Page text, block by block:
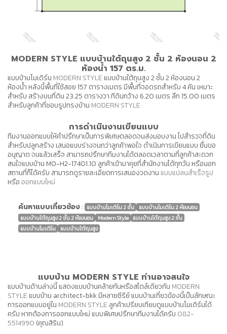
MODERN STYLE แบบบ้านใต้ถุนสูง 2 ชั้น 2 ห้องนอน 2
ห้องน้ำ 157 ตร.ม.
แบบบ้านโมเดิร์น MODERN STYLEแบบบ้านใต้ถุนสูง 2 ชั้น 2 ห้องนอน 2
ห้องน้ำ หลังนี้พื้นที่ใช้สอย 157 ตารางเมตร มีพื้นที่จอดรถสำหรับ 4 คัน เหมาะ
สำหรับ สร้างบนที่ดิน 23.25 ตารางวา ทีดินกว้าง 6.20 เมตร ลึก 15.00 เมตร
สำหรับลูกค้าที่ชอบรูปทรงบ้าน MODERN STYLE
การดำเนินงานเขียนแบบ
ทีมงานออกแบบให้คำปรึกษาเป็นการพิเศษตลอดจนส่งมอบงาน ไปสำรวจที่ดิน
สำหรับปลูกสร้าง เสนอแบบร่างจนกว่าลูกค้าพอใจ ดำเนินการเขียนแบบ ยื่นขอ
อนุญาต จนแล้วเสร็จ สามารถปรึกษาทีมงานได้ตลอดเวลาตามที่ลูกค้าสะดวก
สนใจแบบบ้าน MO-H2-17401.10 ลูกค้าเข้ามาคุยที่สำนักงานได้ทุกวัน หรือนอก
สถานที่ก็ได้ครับ สามารถดูรายละเอียดการเสนองวดงาน แบบแปลนสำเร็จรูป
หรือ ออกแบบใหม่
ค้นหาแบบเกี่ยวข้อง: แบบบ้านโมเดิร์น 2 ชั้น
แบบบ้านโมเดิร์น 2 ห้องนอน
แบบบ้านใต้ถุนสูง 2 ชั้น 2 ห้องนอน
Modern Style แบบบ้านใต้ถุนสูง 2 ชั้น
แบบบ้านโมเดิร์น
แบบบ้านใต้ถุนสูง
แบบบ้าน MODERN STYLE ท่านอาจสนใจ
แบบบ้านด้านล่างนี้ แสดงแบบบ้านคล้ายกันหรือสไตล์เดียวกัน MODERN
STYLEแบบบ้าน architect-bkk มีหลายซีรีย์ แบบบ้านเกี่ยวข้องนี้เป็นลักษณะ
การออกแบบอยู่ใน MODERN STYLE ลูกค้าเปรียบเทียบดูแบบบ้านโมเดิร์นได้
ครับ หากต้องการออกแบบใหม่ แบบพิเศษปรึกษาทีมงานได้ครับ 082-
5514990 (คุณสิริน)